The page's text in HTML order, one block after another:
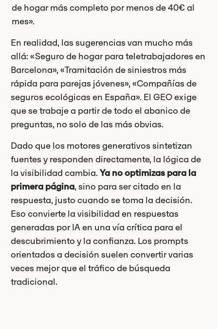
de hogar más completo por menos de 40€ al
mes».
En realidad, las sugerencias van mucho más
allá: «Seguro de hogar para teletrabajadores en
Barcelona», «Tramitación de siniestros más
rápida para parejas jóvenes», «Compañías de
seguros ecológicas en España». El GEO exige
que se trabaje a partir de todo el abanico de
preguntas, no solo de las más obvias.
Dado que los motores generativos sintetizan
fuentes y responden directamente, la lógica de
la visibilidad cambia. Ya no optimizas para la
primera página, sino para ser citado en la
respuesta, justo cuando se toma la decisión.
Eso convierte la visibilidad en respuestas
generadas por IA en una vía crítica para el
descubrimiento y la confianza. Los prompts
orientados a decisión suelen convertir varias
veces mejor que el tráfico de búsqueda
tradicional.